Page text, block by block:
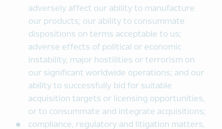
adversely affect our ability to manufacture
our products; our ability to consummate
dispositions on terms acceptable to us;
adverse effects of political or economic
instability, major hostilities or terrorism on
our significant worldwide operations; and our
ability to successfully bid for suitable
acquisition targets or licensing opportunities,
or to consummate and integrate acquisitions;
compliance, regulatory and litigation matters,